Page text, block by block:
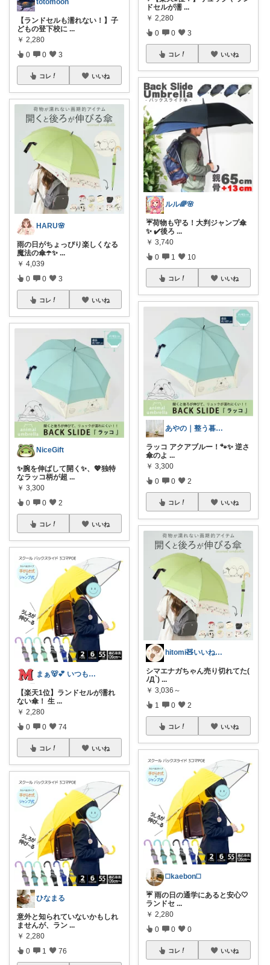
totomoon
【ランドセルも濡れない！】子
どもの登下校に ...
￥ 2,280
0 0 3
コレ いいね
HARU🌸
雨の日がちょっぴり楽しくなる
魔法の傘☂️✨ ...
￥ 4,039
0 0 3
コレ いいね
NiceGift
✨腕を伸ばして開く✨、💖独特
なラッコ柄が超 ...
￥ 3,300
0 0 2
コレ いいね
まぁ🐻💕 いつもありがとう💓
【楽天1位】ランドセルが濡れ
ない傘！ 生 ...
￥ 2,280
0 0 74
コレ いいね
ひなまる
意外と知られていないかもしれ
ませんが、ラン ...
￥ 2,280
0 1 76
ドセルが濡 ...
￥ 2,280
0 0 3
コレ いいね
ルル🌈🌸
☔荷物も守る！大判ジャンプ傘
✨ ✔️後ろ ...
￥ 3,740
0 1 10
コレ いいね
あやの｜整う暮らしROOM
ラッコ アクアブルー！🐾✨ 逆さ
傘のよ ...
￥ 3,300
0 0 2
コレ いいね
hitomi🧸いいねフォロー感謝💙
シマエナガちゃん売り切れてた(
ﾉД`) ...
￥ 3,036～
1 0 2
コレ いいね
◻️kaebon◻️
☔ 雨の日の通学にあると安心🤍
ランドセ ...
￥ 2,280
0 0 0
コレ いいね